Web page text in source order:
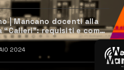
| Mancano docenti alla
“Calleri”: requisiti e come
2024